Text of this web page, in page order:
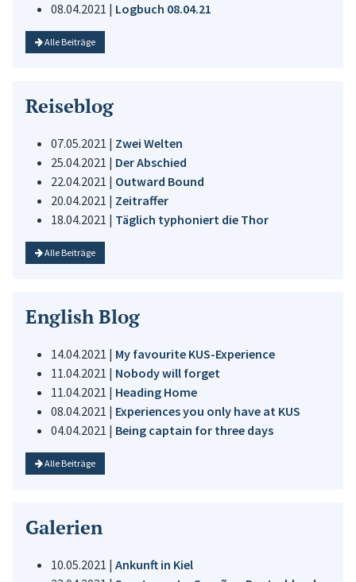
08.04.2021 | Logbuch 08.04.21
Alle Beiträge
Reiseblog
07.05.2021 | Zwei Welten
25.04.2021 | Der Abschied
22.04.2021 | Outward Bound
20.04.2021 | Zeitraffer
18.04.2021 | Täglich typhoniert die Thor
Alle Beiträge
English Blog
14.04.2021 | My favourite KUS-Experience
11.04.2021 | Nobody will forget
11.04.2021 | Heading Home
08.04.2021 | Experiences you only have at KUS
04.04.2021 | Being captain for three days
Alle Beiträge
Galerien
10.05.2021 | Ankunft in Kiel